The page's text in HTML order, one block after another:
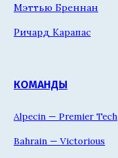
Мэттью Бреннан
Ричард Карапас
КОМАНДЫ
Alpecin — Premier Tech
Bahrain — Victorious